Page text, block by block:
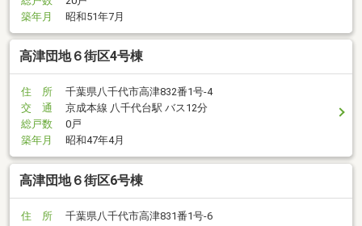
築年月
昭和51年7月
高津団地６街区4号棟
住 所
千葉県八千代市高津832番1号-4
交 通
京成本線 八千代台駅 バス12分
総戸数
0戸
築年月
昭和47年4月
高津団地６街区6号棟
住 所
千葉県八千代市高津831番1号-6